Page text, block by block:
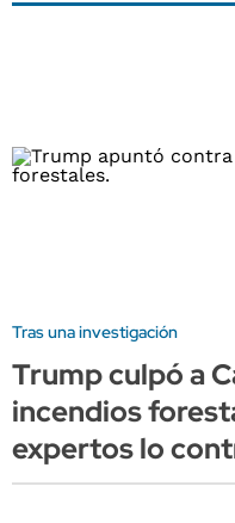
Tras una investigación
Trump culpó a
incendios
expertos lo